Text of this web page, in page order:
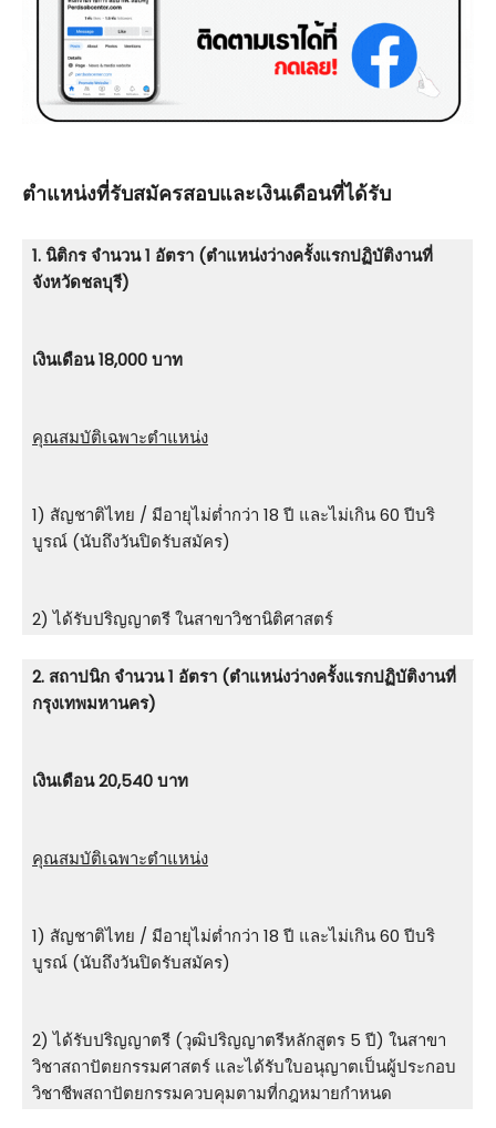
ตําแหน่งที่รับสมัครสอบและเงินเดือนที่ได้รับ
1. นิติกร จำนวน 1 อัตรา (ตำแหน่งว่างครั้งแรกปฏิบัติงานที่
จังหวัดชลบุรี)
เงินเดือน 18,000 บาท
คุณสมบัติเฉพาะตำแหน่ง
1) สัญชาติไทย / มีอายุไม่ต่ำกว่า 18 ปี และไม่เกิน 60 ปีบริ
บูรณ์ (นับถึงวันปิดรับสมัคร)
2) ได้รับปริญญาตรี ในสาขาวิชานิติศาสตร์
2. สถาปนิก จำนวน 1 อัตรา (ตำแหน่งว่างครั้งแรกปฏิบัติงานที่
กรุงเทพมหานคร)
เงินเดือน 20,540 บาท
คุณสมบัติเฉพาะตำแหน่ง
1) สัญชาติไทย / มีอายุไม่ต่ำกว่า 18 ปี และไม่เกิน 60 ปีบริ
บูรณ์ (นับถึงวันปิดรับสมัคร)
2) ได้รับปริญญาตรี (วุฒิปริญญาตรีหลักสูตร 5 ปี) ในสาขา
วิชาสถาปัตยกรรมศาสตร์ และได้รับใบอนุญาตเป็นผู้ประกอบ
วิชาชีพสถาปัตยกรรมควบคุมตามที่กฎหมายกำหนด